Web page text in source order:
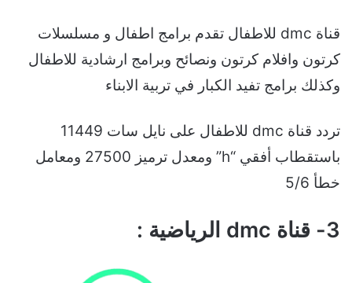
قناة dmc للاطفال تقدم برامج اطفال و مسلسلات
كرتون وافلام كرتون ونصائح وبرامج ارشادية للاطفال
وكذلك برامج تفيد الكبار في تربية الابناء
تردد قناة dmc للاطفال على نايل سات 11449
باستقطاب أفقي “h” ومعدل ترميز 27500 ومعامل
خطأ 5/6
3- قناة dmc الرياضية :